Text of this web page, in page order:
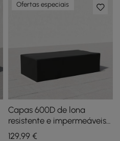
Ofertas especiais
Capas 600D de lona
resistente e impermeáveis
para mesas de centro de
129,99€